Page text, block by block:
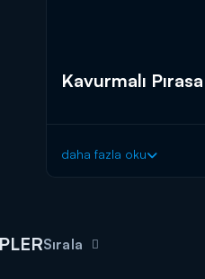
Kavurmalı
daha fazla oku
Sırala